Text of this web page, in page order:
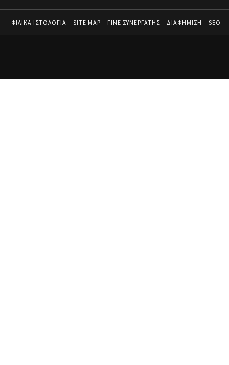
ΦΙΛΙΚΑ ΙΣΤΟΛΟΓΙΑ SITE MAP ΓΙΝΕ ΣΥΝΕΡΓΑΤΗΣ ΔΙΑΦΗΜΙΣΗ SEO